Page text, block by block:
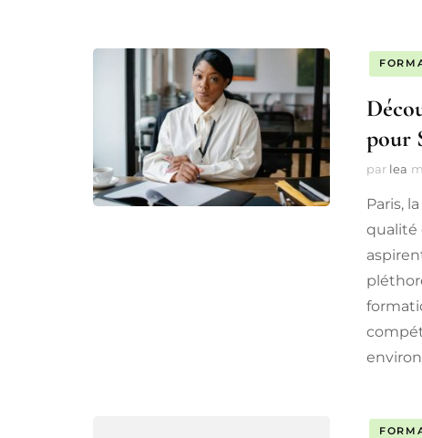
pour
par lea
Paris,
qualité